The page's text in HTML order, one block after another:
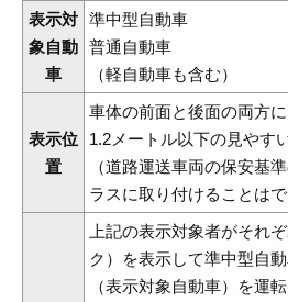
表示対
象自動
車
準中型自動車
普通自動車
（軽自動車も含む）
表示位
置
車体の前面と後面の両方
1.2メートル以下の見やす
（道路運送車両の保安基
ラスに取り付けることはで
上記の表示対象者がそれ
ク）を表示して準中型自
（表示対象自動車）を運